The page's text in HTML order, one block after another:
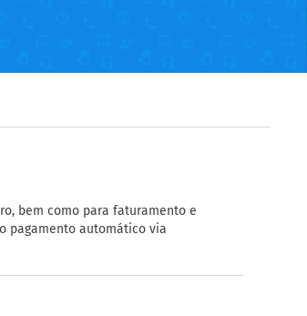
bem como para faturamento e
pagamento automático via